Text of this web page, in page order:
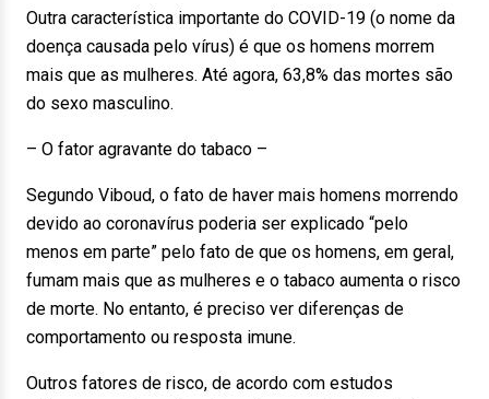
Outra característica importante do COVID-19 (o nome da
doença causada pelo vírus) é que os homens morrem
mais que as mulheres. Até agora, 63,8% das mortes são
do sexo masculino.
– O fator agravante do tabaco –
Segundo Viboud, o fato de haver mais homens morrendo
devido ao coronavírus poderia ser explicado “pelo
menos em parte” pelo fato de que os homens, em geral,
fumam mais que as mulheres e o tabaco aumenta o risco
de morte. No entanto, é preciso ver diferenças de
comportamento ou resposta imune.
Outros fatores de risco, de acordo com estudos